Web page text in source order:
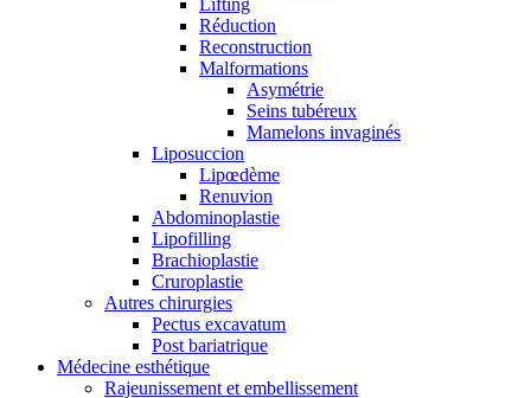
Lifting
Réduction
Reconstruction
Malformations
Asymétrie
Seins tubéreux
Mamelons invaginés
Liposuccion
Lipœdème
Renuvion
Abdominoplastie
Lipofilling
Brachioplastie
Cruroplastie
Autres chirurgies
Pectus excavatum
Post bariatrique
Médecine esthétique
Rajeunissement et embellissement